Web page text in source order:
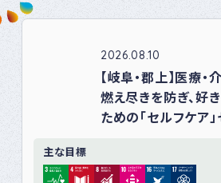
2026.08.10
【岐阜・郡上】医療
燃え尽きを防ぎ、好
ための「セルフケア
主な目標